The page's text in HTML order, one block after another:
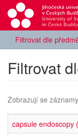
Filtrovat dle
Filtrovat
Zobrazují se
capsule endoscopy